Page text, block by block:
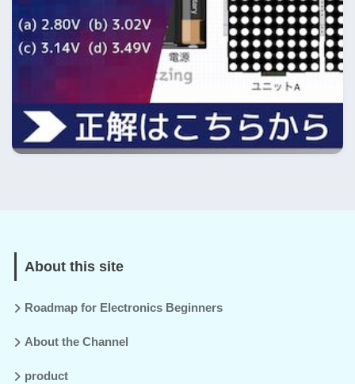
About this site
Roadmap for Electronics Beginners
About the Channel
product